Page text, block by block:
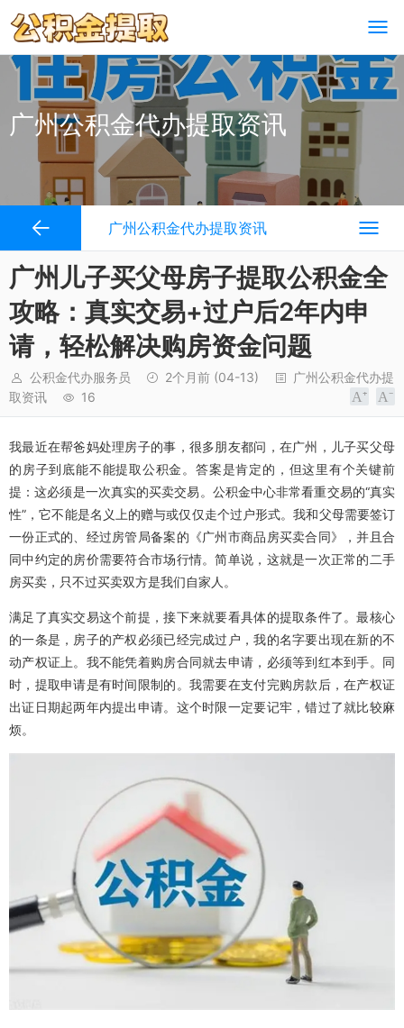
广州公积金代办提取资讯
广州公积金代办提取资讯
广州儿子买父母房子提取公积金全
攻略：真实交易+过户后2年内申
请，轻松解决购房资金问题
公积金代办服务员 2个月前 (04-13)
广州公积金代办提
取资讯
16
我最近在帮爸妈处理房子的事，很多朋友都问，在广州，儿子买父母
的房子到底能不能提取公积金。答案是肯定的，但这里有个关键前
提：这必须是一次真实的买卖交易。公积金中心非常看重交易的“真实
性”，它不能是名义上的赠与或仅仅走个过户形式。我和父母需要签订
一份正式的、经过房管局备案的《广州市商品房买卖合同》，并且合
同中约定的房价需要符合市场行情。简单说，这就是一次正常的二手
房买卖，只不过买卖双方是我们自家人。
满足了真实交易这个前提，接下来就要看具体的提取条件了。最核心
的一条是，房子的产权必须已经完成过户，我的名字要出现在新的不
动产权证上。我不能凭着购房合同就去申请，必须等到红本到手。同
时，提取申请是有时间限制的。我需要在支付完购房款后，在产权证
出证日期起两年内提出申请。这个时限一定要记牢，错过了就比较麻
烦。